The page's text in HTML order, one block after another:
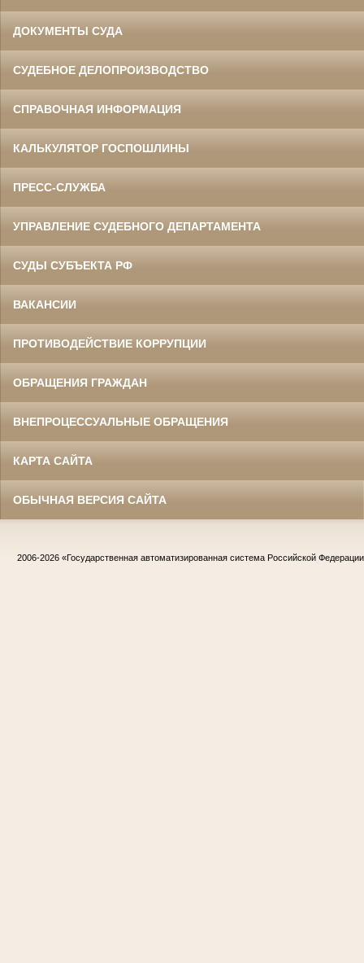
ДОКУМЕНТЫ СУДА
СУДЕБНОЕ ДЕЛОПРОИЗВОДСТВО
СПРАВОЧНАЯ ИНФОРМАЦИЯ
КАЛЬКУЛЯТОР ГОСПОШЛИНЫ
ПРЕСС-СЛУЖБА
УПРАВЛЕНИЕ СУДЕБНОГО ДЕПАРТАМЕНТА
СУДЫ СУБЪЕКТА РФ
ВАКАНСИИ
ПРОТИВОДЕЙСТВИЕ КОРРУПЦИИ
ОБРАЩЕНИЯ ГРАЖДАН
ВНЕПРОЦЕССУАЛЬНЫЕ ОБРАЩЕНИЯ
КАРТА САЙТА
ОБЫЧНАЯ ВЕРСИЯ САЙТА
2006-2026 «Государственная автоматизированная система Российской